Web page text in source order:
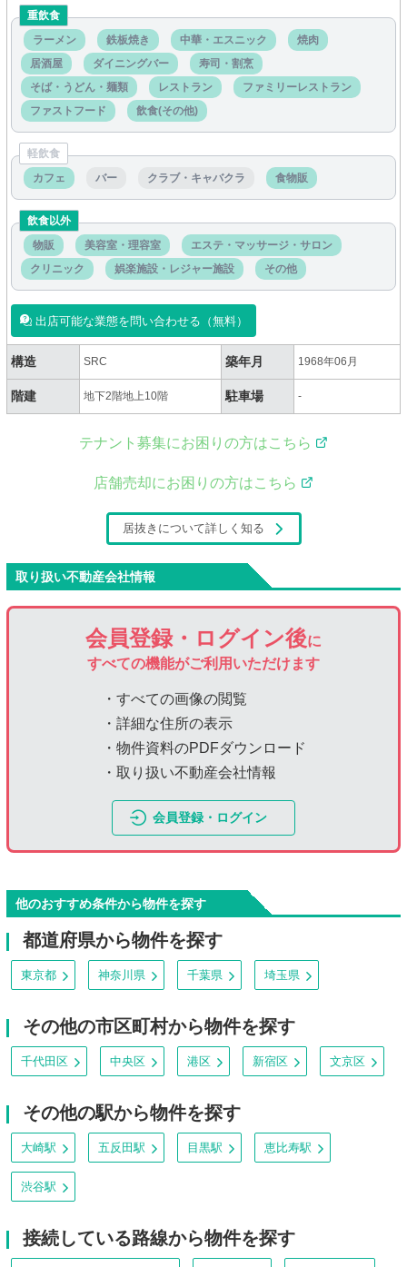
重飲食
ラーメン
鉄板焼き 中華・エスニック
焼肉
居酒屋
ダイニングバー
寿司・割烹
そば・うどん・麺類
レストラン
ファミリーレストラン
ファストフード
飲食(その他)
軽飲食
カフェ
バー クラブ・キャバクラ 食物販
飲食以外
物販
美容室・理容室
エステ・マッサージ・サロン
クリニック
娯楽施設・レジャー施設 その他
出店可能な業態を問い合わせる（無料）
構造 SRC 築年月 1968年06月
階建 地下2階地上10階 駐車場 -
テナント募集にお困りの方はこちら
店舗売却にお困りの方はこちら
居抜きについて詳しく知る
取り扱い不動産会社情報
会員登録・ログイン後に
すべての機能がご利用いただけます
・すべての画像の閲覧
・詳細な住所の表示
・物件資料のPDFダウンロード
・取り扱い不動産会社情報
会員登録・ログイン
他のおすすめ条件から物件を探す
都道府県から物件を探す
東京都 神奈川県 千葉県 埼玉県
その他の市区町村から物件を探す
千代田区 中央区 港区 新宿区 文京区
その他の駅から物件を探す
大崎駅 五反田駅 目黒駅 恵比寿駅
渋谷駅
接続している路線から物件を探す